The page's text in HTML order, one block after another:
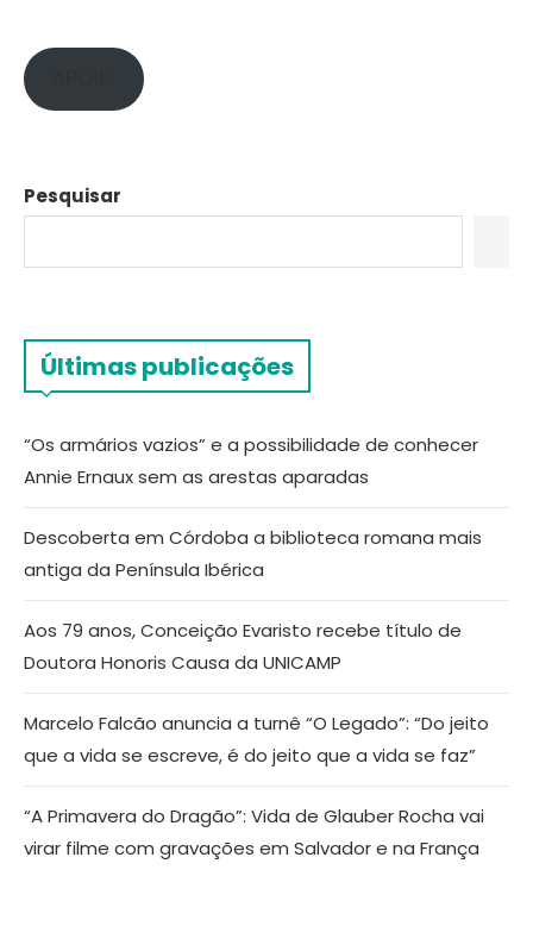
Pesquisar
Últimas publicações
“Os armários vazios” e a possibilidade de conhecer
Annie Ernaux sem as arestas aparadas
Descoberta em Córdoba a biblioteca romana mais
antiga da Península Ibérica
Aos 79 anos, Conceição Evaristo recebe título de
Doutora Honoris Causa da UNICAMP
Marcelo Falcão anuncia a turnê “O Legado”: “Do jeito
que a vida se escreve, é do jeito que a vida se faz”
“A Primavera do Dragão”: Vida de Glauber Rocha vai
virar filme com gravações em Salvador e na França